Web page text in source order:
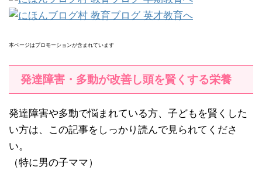
本ページはプロモーションが含まれています
発達障害・多動が改善し頭を賢くする栄養
発達障害や多動で悩まれている方、子どもを賢くした
い方は、この記事をしっかり読んで見られてくださ
い。
（特に男の子ママ）